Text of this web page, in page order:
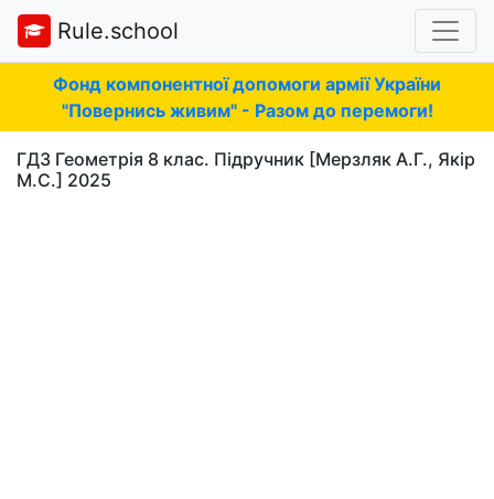
Rule.school
Фонд компонентної допомоги армії України
"Повернись живим" - Разом до перемоги!
ГДЗ Геометрія 8 клас. Підручник [Мерзляк А.Г., Якір
М.С.] 2025